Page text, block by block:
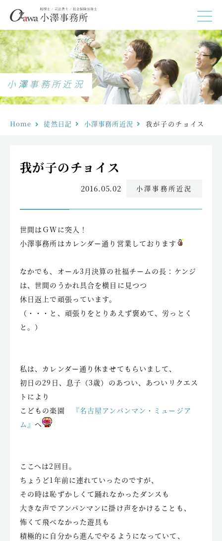
小澤事務所近況
Home 徒然日記 小澤事務所近況 我が子のチョイス
我が子のチョイス
2016.05.02 小澤事務所近況
世間はＧＷに突入！
小澤事務所はカレンダー通り営業しております
なかでも、オール3月決算の社福チームの長：ケンジ
は、世間のうかれ具合を横目に見つつ
休日返上で頑張っています。
（・・・と、頑張りをとりあえず褒めて、労っとく
と。）
私は、カレンダー通り休ませてもらいまして、
初日の29日、息子（3歳）のあつい、あついリクエス
トにより
こどもの楽園
『名古屋アンパンマン・ミュージア
ム』へ
ここへは2回目。
ちょうど1年前に連れていったのですが、
その時は恥ずかしくて踊れなかったダンスも
大きな声でアンパンマンに掛け声をかけることも、
怖くて飛べなかった遊具も
積極的に自分から進んでやるようになっていて、